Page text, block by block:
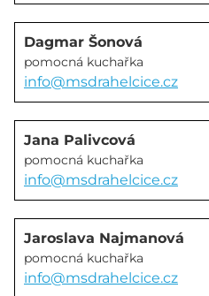
Dagmar Šonová
pomocná kuchařka
info@msdrahelcice.cz
Jana Palivcová
pomocná kuchařka
info@msdrahelcice.cz
Jaroslava Najmanová
pomocná kuchařka
info@msdrahelcice.cz